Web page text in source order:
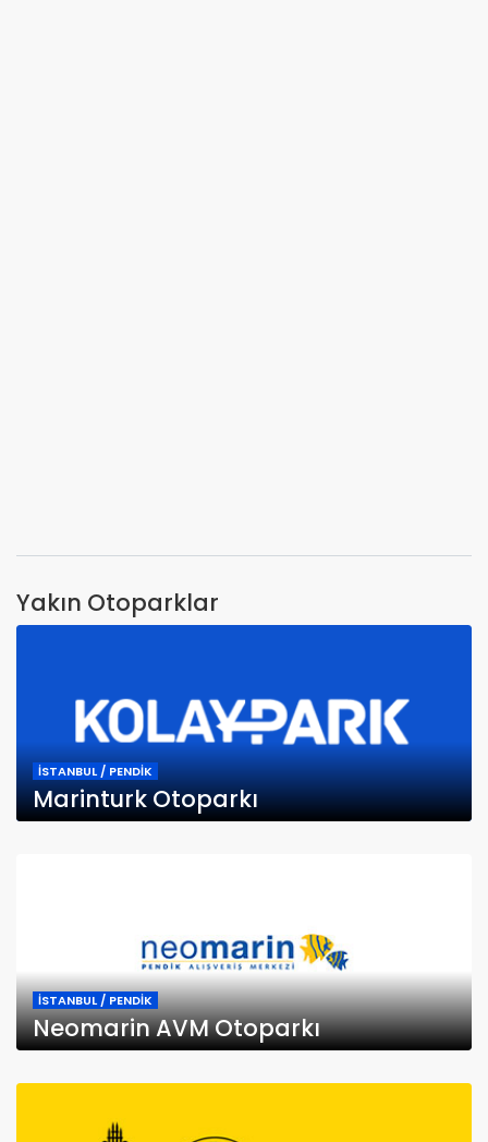
Yakın Otoparklar
İSTANBUL / PENDİK
Marinturk Otoparkı
İSTANBUL / PENDİK
Neomarin AVM Otoparkı